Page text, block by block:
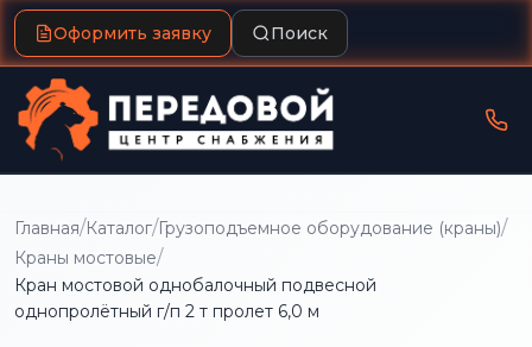
Оформить заявку Поиск
Главная/Каталог/Грузоподъемное оборудование (краны)/
Краны мостовые/
Кран мостовой однобалочный подвесной
однопролётный г/п 2 т пролет 6,0 м